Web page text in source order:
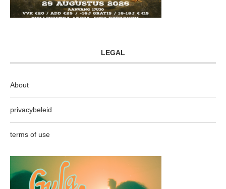
LEGAL
About
privacybeleid
terms of use